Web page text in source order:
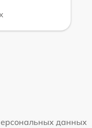
данных